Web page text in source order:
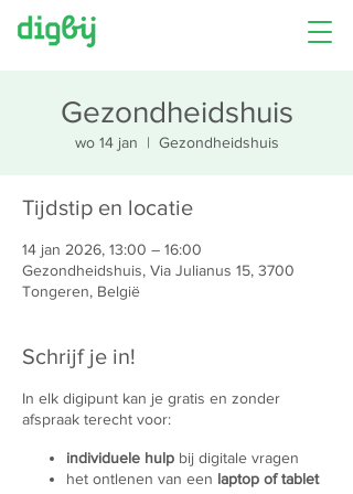
Gezondheidshuis
wo 14 jan
  |
Gezondheidshuis
Tijdstip en locatie
14 jan 2026, 13:00 – 16:00
Gezondheidshuis, Via Julianus 15, 3700
Tongeren, België
Schrijf je in!
In elk digipunt kan je gratis en zonder
afspraak terecht voor:
individuele hulp bij digitale vragen
het ontlenen van een laptop of tablet